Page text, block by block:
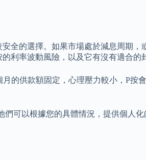
全的選擇。如果市場處於減息周期，
利率波動風險，以及它有沒有適合的
的供款額固定，心理壓力較小，P按
可以根據您的具體情況，提供個人